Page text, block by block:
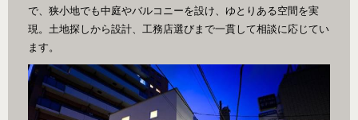
で、狭小地でも中庭やバルコニーを設け、ゆとりある空間を実
現。土地探しから設計、工務店選びまで一貫して相談に応じてい
ます。